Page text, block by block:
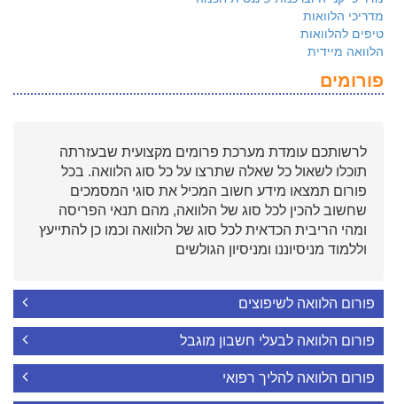
מדריכי הלוואות
טיפים להלוואות
הלוואה מיידית
פורומים
לרשותכם עומדת מערכת פרומים מקצועית שבעזרתה
תוכלו לשאול כל שאלה שתרצו על כל סוג הלוואה. בכל
פורום תמצאו מידע חשוב המכיל את סוגי המסמכים
שחשוב להכין לכל סוג של הלוואה, מהם תנאי הפריסה
ומהי הריבית הכדאית לכל סוג של הלוואה וכמו כן להתייעץ
וללמוד מניסיוננו ומניסיון הגולשים
פורום הלוואה לשיפוצים
פורום הלוואה לבעלי חשבון מוגבל
פורום הלוואה להליך רפואי